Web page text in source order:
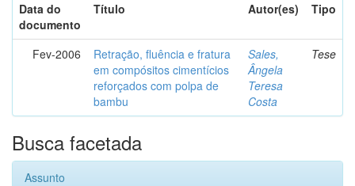
Data do
documento
Título Autor(es) Tipo
Fev-2006
Retração, fluência e fratura
em compósitos cimentícios
reforçados com polpa de
bambu
Sales,
Ângela
Teresa
Costa
Tese
Busca facetada
Assunto